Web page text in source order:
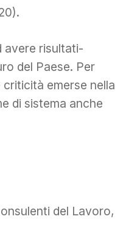
avere risultati-
del Paese. Per
emerse nella
di sistema anche
del Lavoro,